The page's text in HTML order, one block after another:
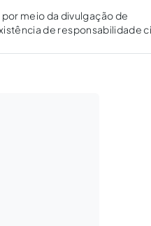
meio da divulgação de
de responsabilidade